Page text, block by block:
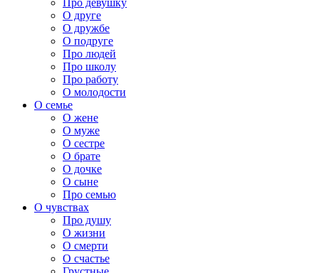
Про девушку
О друге
О дружбе
О подруге
Про людей
Про школу
Про работу
О молодости
О семье
О жене
О муже
О сестре
О брате
О дочке
О сыне
Про семью
О чувствах
Про душу
О жизни
О смерти
О счастье